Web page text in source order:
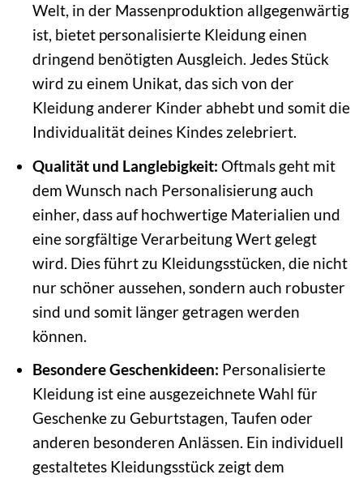
Welt, in der Massenproduktion allgegenwärtig
ist, bietet personalisierte Kleidung einen
dringend benötigten Ausgleich. Jedes Stück
wird zu einem Unikat, das sich von der
Kleidung anderer Kinder abhebt und somit die
Individualität deines Kindes zelebriert.
Qualität und Langlebigkeit: Oftmals geht mit
dem Wunsch nach Personalisierung auch
einher, dass auf hochwertige Materialien und
eine sorgfältige Verarbeitung Wert gelegt
wird. Dies führt zu Kleidungsstücken, die nicht
nur schöner aussehen, sondern auch robuster
sind und somit länger getragen werden
können.
Besondere Geschenkideen: Personalisierte
Kleidung ist eine ausgezeichnete Wahl für
Geschenke zu Geburtstagen, Taufen oder
anderen besonderen Anlässen. Ein individuell
gestaltetes Kleidungsstück zeigt dem